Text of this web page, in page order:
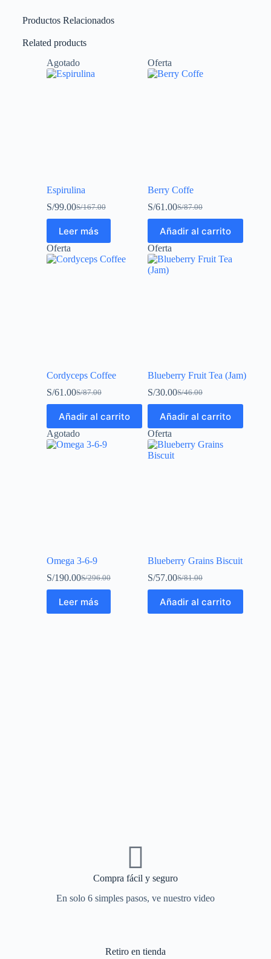
Productos Relacionados
Related products
Agotado
Espirulina
S/167.00
S/99.00
Leer más
Oferta
Berry Coffe
S/87.00
S/61.00
Añadir al carrito
Oferta
Cordyceps Coffee
S/87.00
S/61.00
Añadir al carrito
Oferta
Blueberry Fruit Tea (Jam)
S/46.00
S/30.00
Añadir al carrito
Agotado
Omega 3-6-9
S/296.00
S/190.00
Leer más
Oferta
Blueberry Grains Biscuit
S/81.00
S/57.00
Añadir al carrito
Compra fácil y seguro
En solo 6 simples pasos, ve nuestro video
Retiro en tienda